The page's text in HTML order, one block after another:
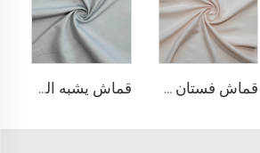
قماش فستان من الليوسيل 100% يشبه الكتان قماش يشبه الدنيم المطاطي من مادة TR